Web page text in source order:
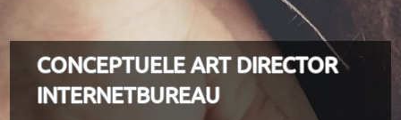
CONCEPTUELE ART DIRECTOR
INTERNETBUREAU